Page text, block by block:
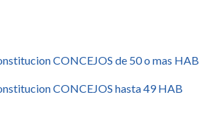
CONCEJOS de 50 o mas HAB
CONCEJOS hasta 49 HAB